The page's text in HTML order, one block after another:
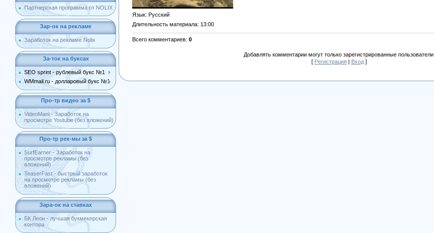
Партнерская программа от NOLIX
Зар-ок на рекламе
Заработок на рекламе Nolix
За-ток на буксах
SEO sprint - рублевый букс №1
WMmail.ru - долларовый букс №1
Про-тр видео за $
VideoMani - Заработок на
просмотре Youtube (без вложений)
Про-тр рек-мы за $
SurfEarner - Заработок на
просмотре рекламы (без
вложений)
TeaserFast - быстрый заработок
на просмотре рекламы (без
вложений)
Зара-ок на ставках
БК Леон - лучшая букмекерская
контора
Язык: Русский
Длительность материала: 13:00
Всего комментариев: 0
Добавлять комментарии могут только зарегистрированные пользователи.
[ Регистрация | Вход ]